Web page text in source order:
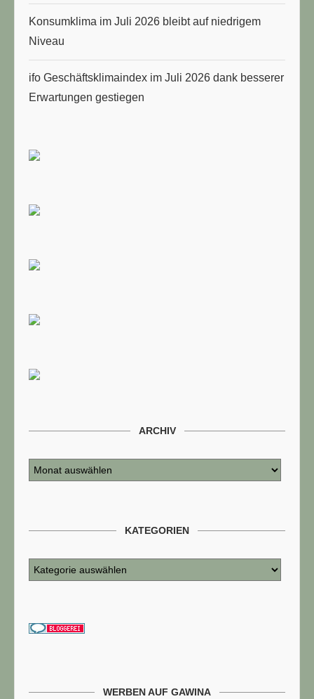
Konsumklima im Juli 2026 bleibt auf niedrigem
Niveau
ifo Geschäftsklimaindex im Juli 2026 dank besserer
Erwartungen gestiegen
ARCHIV
KATEGORIEN
WERBEN AUF GAWINA